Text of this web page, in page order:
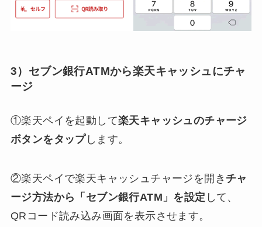
3）セブン銀行ATMから楽天キャッシュにチャ
ージ
①楽天ペイを起動して楽天キャッシュのチャージ
ボタンをタップします。
②楽天ペイで楽天キャッシュチャージを開き チャ
ージ方法から「セブン銀行ATM」を設定 して、
QRコード読み込み画面を表示させます。